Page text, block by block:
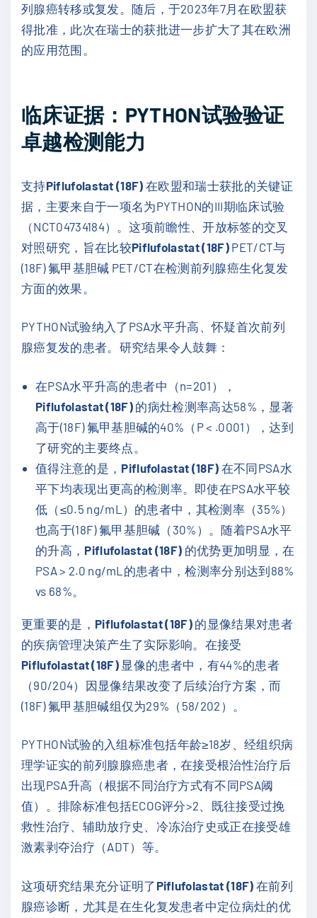
列腺癌转移或复发。随后，于2023年7月在欧盟获
得批准，此次在瑞士的获批进一步扩大了其在欧洲
的应用范围。
临床证据：PYTHON试验验证
卓越检测能力
支持Piflufolastat (18F) 在欧盟和瑞士获批的关键证
据，主要来自于一项名为PYTHON的III期临床试验
（NCT04734184）。这项前瞻性、开放标签的交叉
对照研究，旨在比较Piflufolastat (18F)PET/CT与
(18F) 氟甲基胆碱 PET/CT在检测前列腺癌生化复发
方面的效果。
PYTHON试验纳入了PSA水平升高、怀疑首次前列
腺癌复发的患者。研究结果令人鼓舞：
在PSA水平升高的患者中（n=201），
Piflufolastat (18F) 的病灶检测率高达58%，显著
高于(18F) 氟甲基胆碱的40%（P < .0001），达到
了研究的主要终点。
值得注意的是， Piflufolastat (18F) 在不同PSA水
平下均表现出更高的检测率。即使在PSA水平较
低（≤0.5 ng/mL）的患者中，其检测率（35%）
也高于(18F) 氟甲基胆碱（30%）。随着PSA水平
的升高， Piflufolastat (18F) 的优势更加明显，在
PSA > 2.0 ng/mL的患者中，检测率分别达到88%
vs 68%。
更重要的是， Piflufolastat (18F) 的显像结果对患者
的疾病管理决策产生了实际影响。在接受
Piflufolastat (18F) 显像的患者中，有44%的患者
（90/204）因显像结果改变了后续治疗方案，而
(18F) 氟甲基胆碱组仅为29%（58/202）。
PYTHON试验的入组标准包括年龄≥18岁、经组织病
理学证实的前列腺腺癌患者，在接受根治性治疗后
出现PSA升高（根据不同治疗方式有不同PSA阈
值）。排除标准包括ECOG评分>2、既往接受过挽
救性治疗、辅助放疗史、冷冻治疗史或正在接受雄
激素剥夺治疗（ADT）等。
这项研究结果充分证明了 Piflufolastat (18F) 在前列
腺癌诊断，尤其是在生化复发患者中定位病灶的优